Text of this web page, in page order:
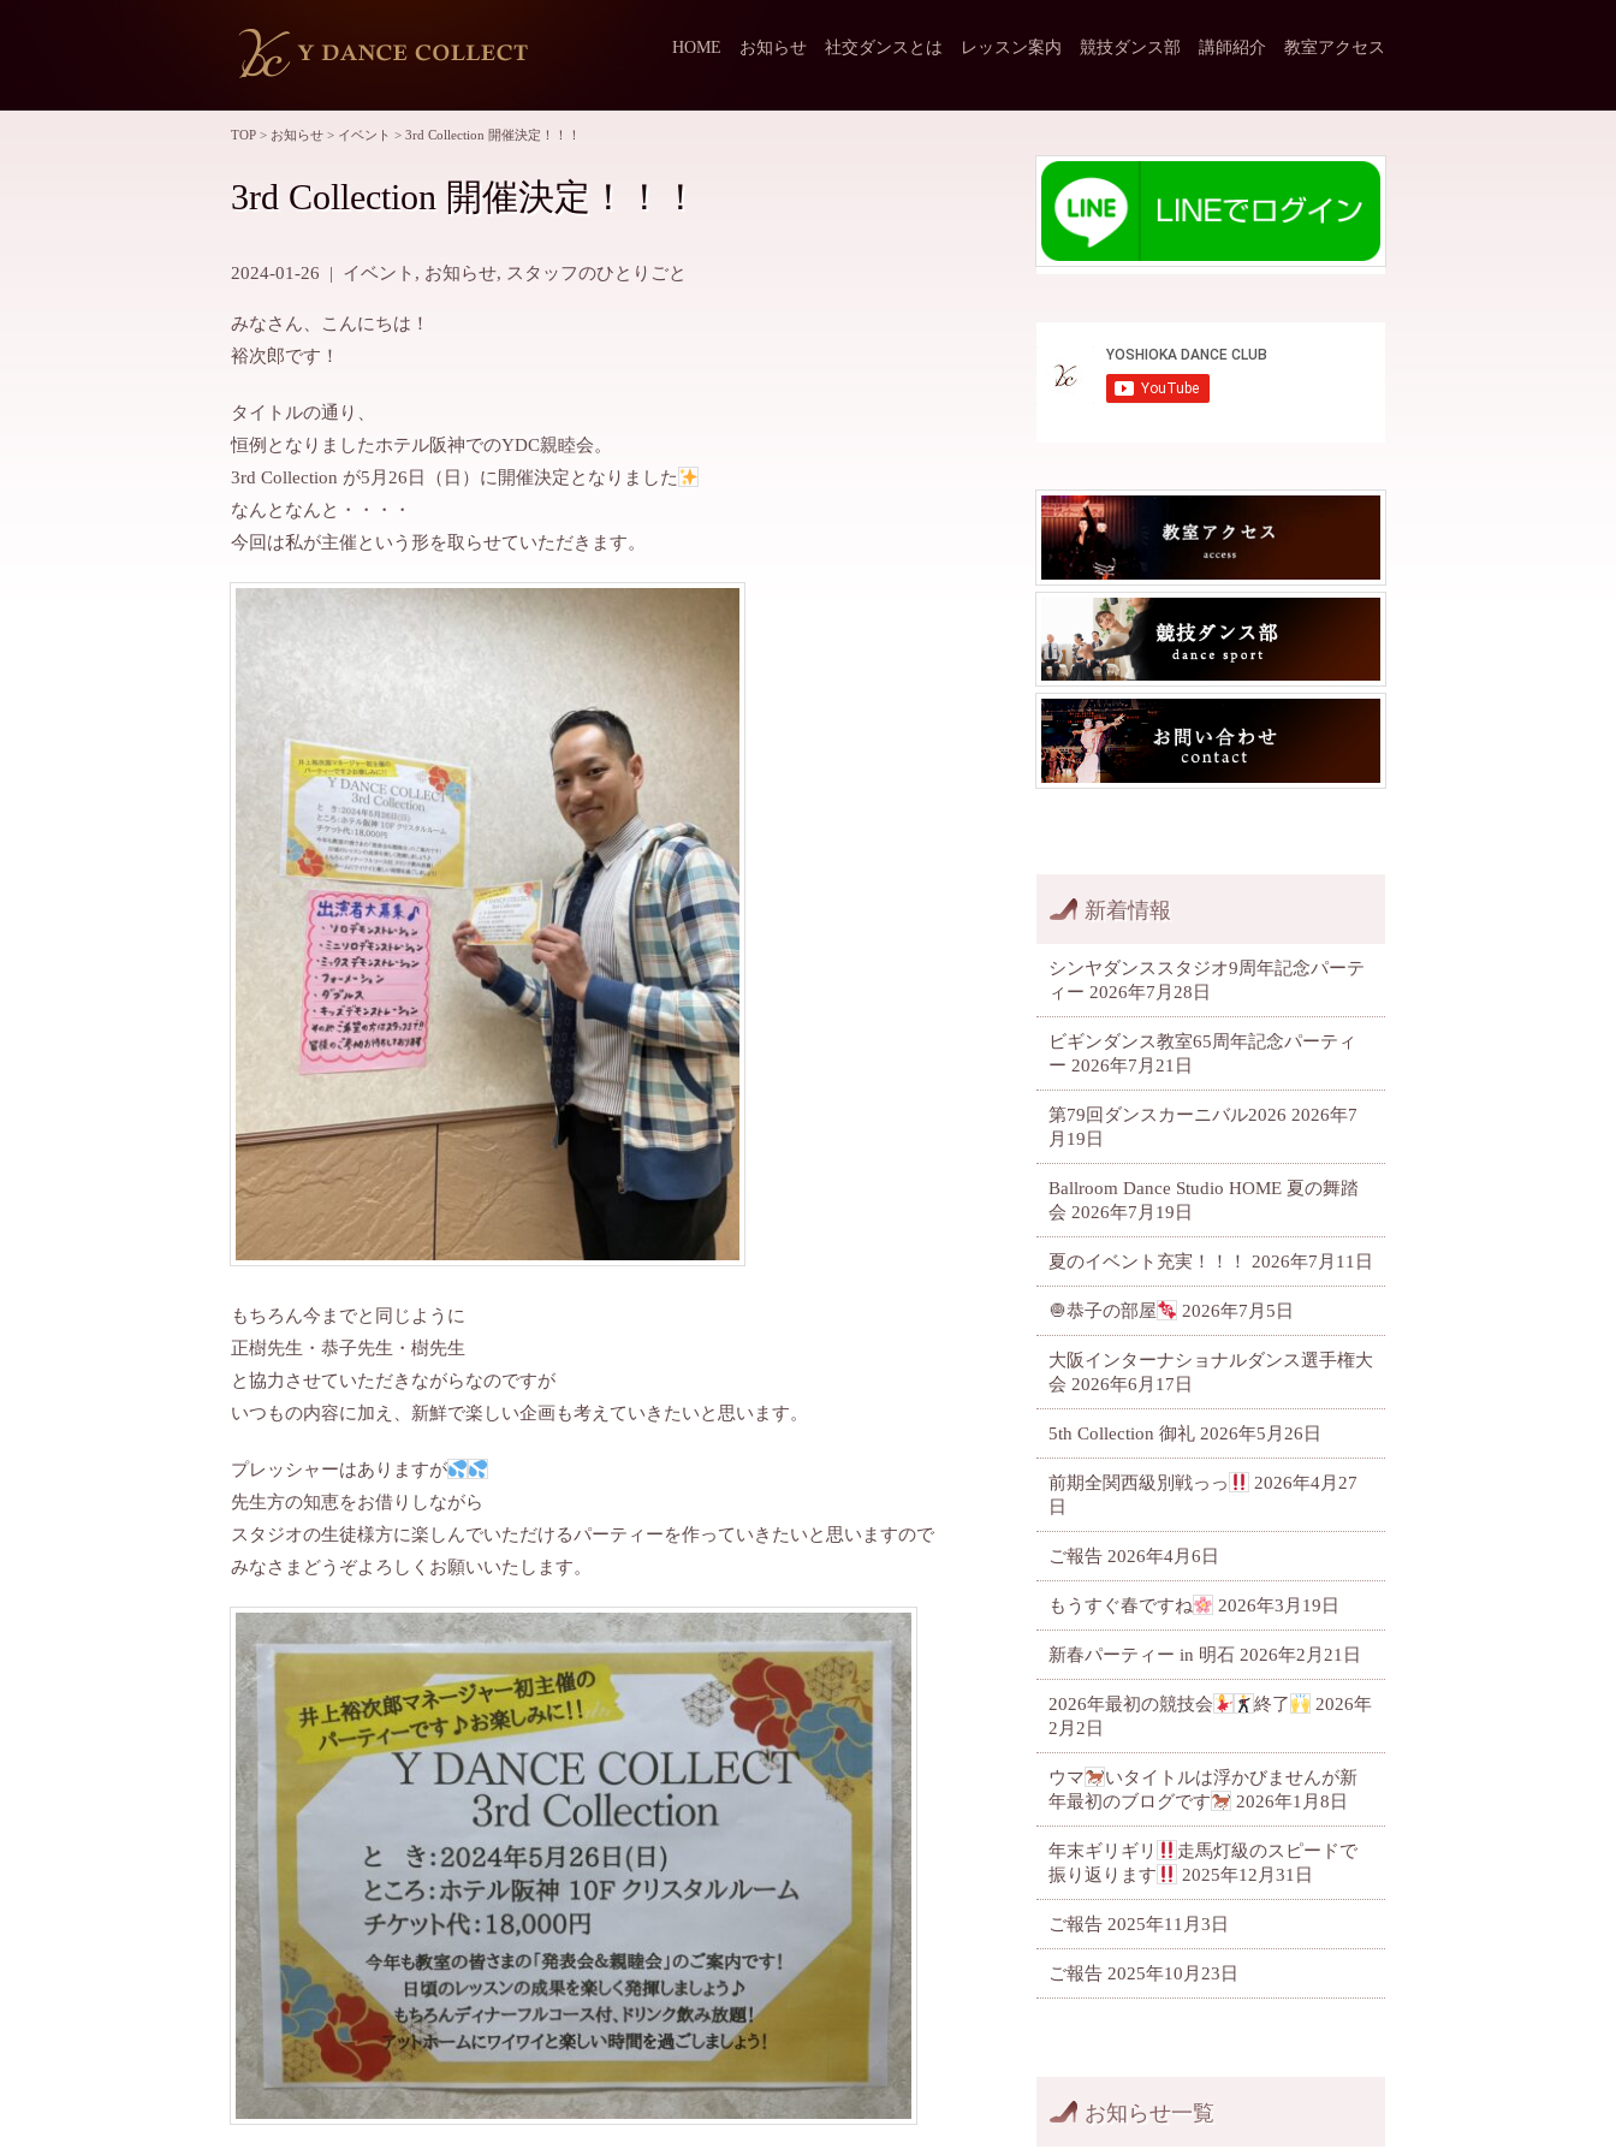
HOME お知らせ 社交ダンスとは レッスン案内 競技ダンス部 講師紹介 教室アクセス
TOP > お知らせ > イベント > 3rd Collection 開催決定！！！
3rd Collection 開催決定！！！
2024-01-26 | イベント , お知らせ, スタッフのひとりごと
みなさん、こんにちは！
裕次郎です！
タイトルの通り、
恒例となりましたホテル阪神でのYDC親睦会。
3rd Collection が5月26日（日）に開催決定となりました
なんとなんと・・・・
今回は私が主催という形を取らせていただきます。
もちろん今までと同じように
正樹先生・恭子先生・樹先生
と協力させていただきながらなのですが
いつもの内容に加え、新鮮で楽しい企画も考えていきたいと思います。
プレッシャーはありますが
先生方の知恵をお借りしながら
スタジオの生徒様方に楽しんでいただけるパーティーを作っていきたいと思いますので
みなさまどうぞよろしくお願いいたします。
新着情報
シンヤダンススタジオ9周年記念パーテ
ィー 2026年7月28日
ビギンダンス教室65周年記念パーティ
ー 2026年7月21日
第79回ダンスカーニバル2026 2026年7
月19日
Ballroom Dance Studio HOME 夏の舞踏
会 2026年7月19日
夏のイベント充実！！！ 2026年7月11日
🧅恭子の部屋 2026年7月5日
大阪インターナショナルダンス選手権大
会 2026年6月17日
5th Collection 御礼 2026年5月26日
前期全関西級別戦っっ
2026年4月27
日
ご報告 2026年4月6日
もうすぐ春ですね 2026年3月19日
新春パーティー in 明石 2026年2月21日
2026年最初の競技会 終了
2026年
2月2日
ウマ
いタイトルは浮かびませんが新
年最初のブログです
2026年1月8日
年末ギリギリ
走馬灯級のスピードで
振り返ります
2025年12月31日
ご報告 2025年11月3日
ご報告 2025年10月23日
お知らせ一覧